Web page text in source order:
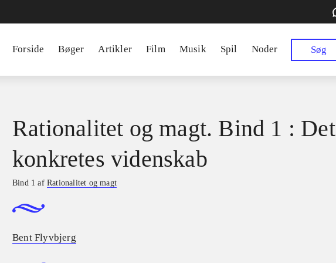
Forside Bøger Artikler Film Musik Spil Noder Søg
Rationalitet og magt. Bind 1 : Det
konkretes videnskab
Bind 1 afRationalitet og magt
Bent Flyvbjerg